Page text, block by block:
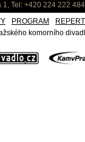
Tel: +420 224 222
PROGRAM
komorního